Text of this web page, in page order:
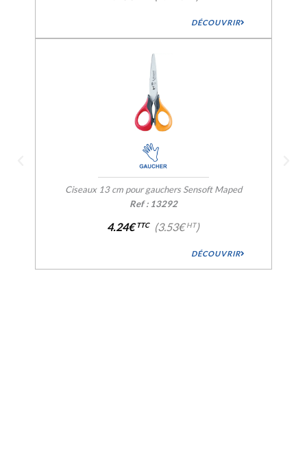
DÉCOUVRIR
Ciseaux 13 cm pour gauchers Sensoft Maped
Ref : 13292
4.24€TTC (3.53€HT)
DÉCOUVRIR